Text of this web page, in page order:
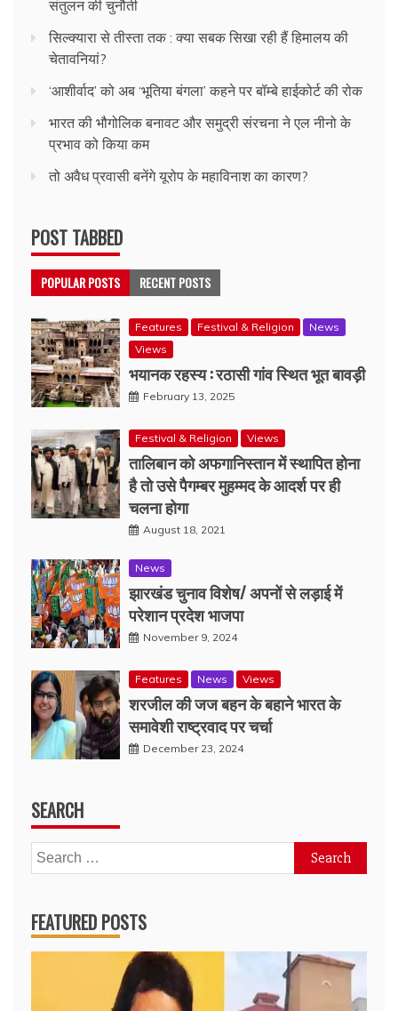
संतुलन की चुनौती
सिल्क्यारा से तीस्ता तक : क्या सबक सिखा रही हैं हिमालय की
चेतावनियां?
‘आशीर्वाद’ को अब ‘भूतिया बंगला’ कहने पर बॉम्बे हाईकोर्ट की रोक
भारत की भौगोलिक बनावट और समुद्री संरचना ने एल नीनो के
प्रभाव को किया कम
तो अवैध प्रवासी बनेंगे यूरोप के महाविनाश का कारण?
POST TABBED
POPULAR POSTS RECENT POSTS
Features Festival & Religion
News
Views
भयानक रहस्य : रठासी गांव स्थित भूत बावड़ी
February 13, 2025
Festival & Religion Views
तालिबान को अफगानिस्तान में स्थापित होना
है तो उसे पैगम्बर मुहम्मद के आदर्श पर ही
चलना होगा
August 18, 2021
News
झारखंड चुनाव विशेष/ अपनों से लड़ाई में
परेशान प्रदेश भाजपा
November 9, 2024
Features News Views
शरजील की जज बहन के बहाने भारत के
समावेशी राष्ट्रवाद पर चर्चा
December 23, 2024
SEARCH
Search
for:
FEATURED POSTS